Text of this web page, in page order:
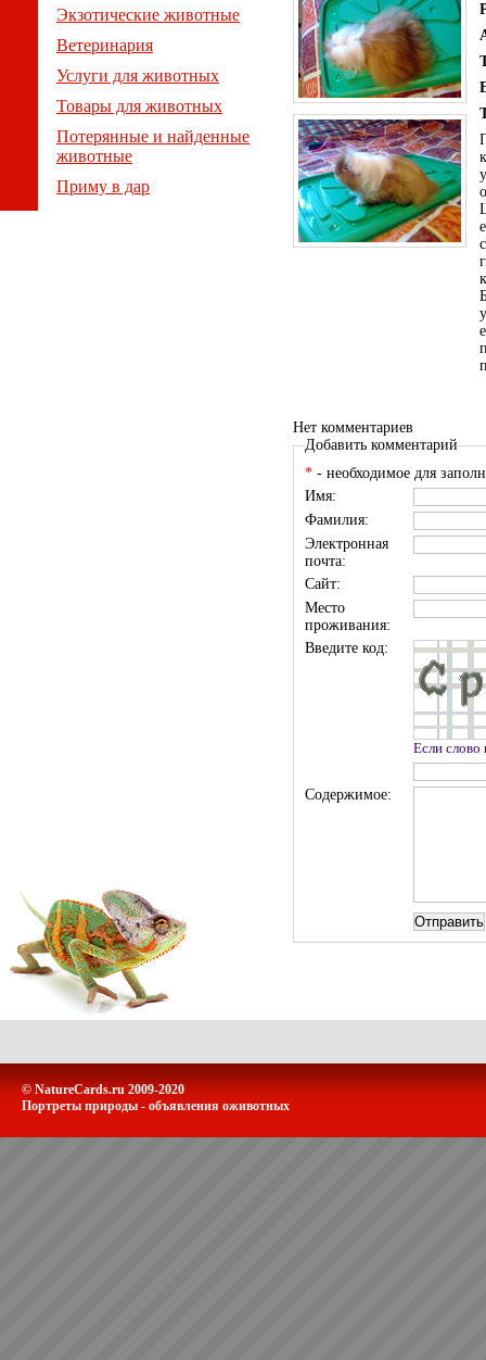
Экзотические животные
Ветеринария
Услуги для животных
Товары для животных
Потерянные и найденные
животные
Приму в дар
Нет комментариев
Добавить комментарий
* - необходимое для
Имя:
Фамилия:
Электронная
почта:
Сайт:
Место
проживания:
Введите код:
Если
Содержимое:
© NatureCards.ru 2009-2020
Портреты природы - объявления оживотных